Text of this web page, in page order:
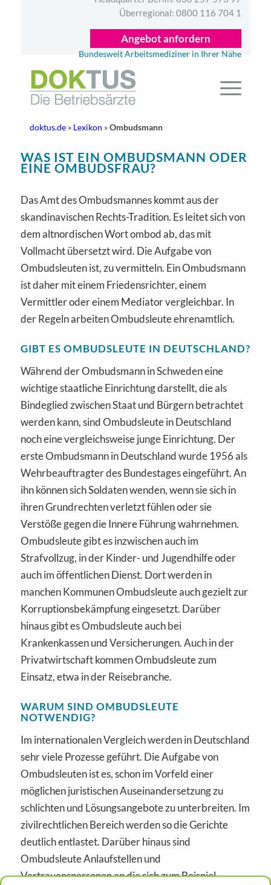
Überregional: 0800 116 704 1
Angebot anfordern
Bundesweit Arbeitsmediziner in Ihrer Nähe
doktus.de» Lexikon »Ombudsmann
WAS IST EIN OMBUDSMANN ODER
EINE OMBUDSFRAU?
Das Amt des Ombudsmannes kommt aus der
skandinavischen Rechts-Tradition. Es leitet sich von
dem altnordischen Wort ombod ab, das mit
Vollmacht übersetzt wird. Die Aufgabe von
Ombudsleuten ist, zu vermitteln. Ein Ombudsmann
ist daher mit einem Friedensrichter, einem
Vermittler oder einem Mediator vergleichbar. In
der Regeln arbeiten Ombudsleute ehrenamtlich.
GIBT ES OMBUDSLEUTE IN DEUTSCHLAND?
Während der Ombudsmann in Schweden eine
wichtige staatliche Einrichtung darstellt, die als
Bindeglied zwischen Staat und Bürgern betrachtet
werden kann, sind Ombudsleute in Deutschland
noch eine vergleichsweise junge Einrichtung. Der
erste Ombudsmann in Deutschland wurde 1956 als
Wehrbeauftragter des Bundestages eingeführt. An
ihn können sich Soldaten wenden, wenn sie sich in
ihren Grundrechten verletzt fühlen oder sie
Verstöße gegen die Innere Führung wahrnehmen.
Ombudsleute gibt es inzwischen auch im
Strafvollzug, in der Kinder- und Jugendhilfe oder
auch im öffentlichen Dienst. Dort werden in
manchen Kommunen Ombudsleute auch gezielt zur
Korruptionsbekämpfung eingesetzt. Darüber
hinaus gibt es Ombudsleute auch bei
Krankenkassen und Versicherungen. Auch in der
Privatwirtschaft kommen Ombudsleute zum
Einsatz, etwa in der Reisebranche.
WARUM SIND OMBUDSLEUTE
NOTWENDIG?
Im internationalen Vergleich werden in Deutschland
sehr viele Prozesse geführt. Die Aufgabe von
Ombudsleuten ist es, schon im Vorfeld einer
möglichen juristischen Auseinandersetzung zu
schlichten und Lösungsangebote zu unterbreiten. Im
zivilrechtlichen Bereich werden so die Gerichte
deutlich entlastet. Darüber hinaus sind
Ombudsleute Anlaufstellen und
Vertrauenspersonen an die sich zum Beispiel